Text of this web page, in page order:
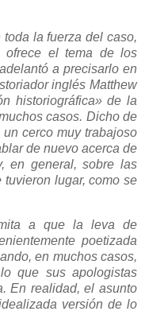
la fuerza del caso,
el tema de los
a precisarlo en
inglés Matthew
historiográfica» de la
casos. Dicho de
cerco muy trabajoso
de nuevo acerca de
en general, sobre las
lugar, como se
a que la leva de
poetizada
en muchos casos,
que sus apologistas
En realidad, el asunto
versión de lo